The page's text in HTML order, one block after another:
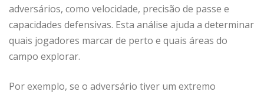
adversários, como velocidade, precisão de passe e
capacidades defensivas. Esta análise ajuda a determinar
quais jogadores marcar de perto e quais áreas do
campo explorar.
Por exemplo, se o adversário tiver um extremo